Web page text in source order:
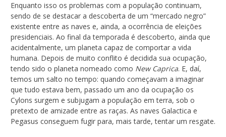
Enquanto isso os problemas com a população continuam,
sendo de se destacar a descoberta de um “mercado negro”
existente entre as naves e, ainda, a ocorrência de eleições
presidenciais. Ao final da temporada é descoberto, ainda que
acidentalmente, um planeta capaz de comportar a vida
humana. Depois de muito conflito é decidida sua ocupação,
tendo sido o planeta nomeado como New Caprica. E, daí,
temos um salto no tempo: quando começavam a imaginar
que tudo estava bem, passado um ano da ocupação os
Cylons surgem e subjugam a população em terra, sob o
pretexto de amizade entre as raças. As naves Galactica e
Pegasus conseguem fugir para, mais tarde, tentar um resgate.